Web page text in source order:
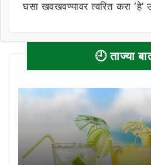
घसा खवखवण्यावर त्वरित करा ‘हे’
🕘 ताज्या